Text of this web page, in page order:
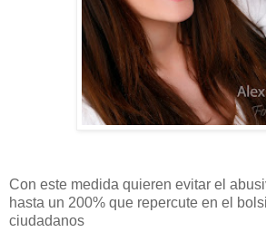
Con este medida quieren evitar el
hasta un 200% que repercute en el
ciudadanos